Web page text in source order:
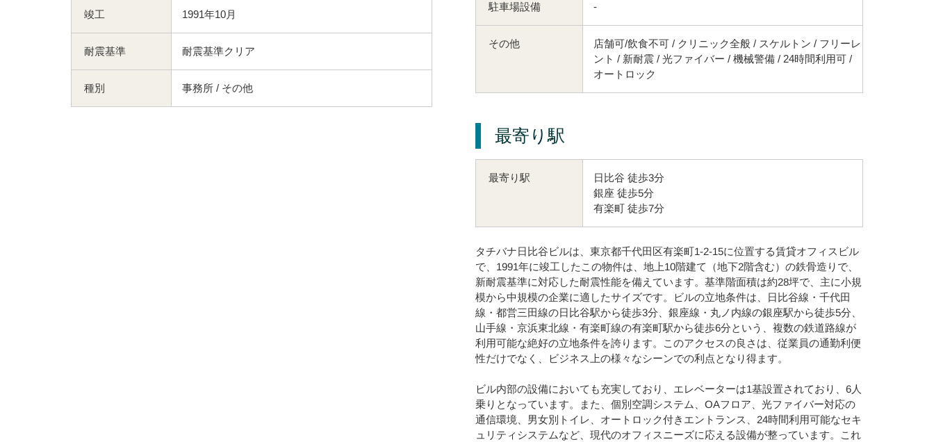
竣工 1991年10月
耐震基準 耐震基準クリア
種別 事務所 / その他
駐車場設備 -
その他
店舗可/飲食不可 / クリニック全般 / スケルトン / フリーレ
ント / 新耐震 / 光ファイバー / 機械警備 / 24時間利用可 /
オートロック
最寄り駅
最寄り駅 日比谷 徒歩3分
銀座 徒歩5分
有楽町 徒歩7分
タチバナ日比谷ビルは、東京都千代田区有楽町1-2-15に位置する賃貸オフィスビル
で、1991年に竣工したこの物件は、地上10階建て（地下2階含む）の鉄骨造りで、
新耐震基準に対応した耐震性能を備えています。基準階面積は約28坪で、主に小規
模から中規模の企業に適したサイズです。ビルの立地条件は、日比谷線・千代田
線・都営三田線の日比谷駅から徒歩3分、銀座線・丸ノ内線の銀座駅から徒歩5分、
山手線・京浜東北線・有楽町線の有楽町駅から徒歩6分という、複数の鉄道路線が
利用可能な絶好の立地条件を誇ります。このアクセスの良さは、従業員の通勤利便
性だけでなく、ビジネス上の様々なシーンでの利点となり得ます。
ビル内部の設備においても充実しており、エレベーターは1基設置されており、6人
乗りとなっています。また、個別空調システム、OAフロア、光ファイバー対応の
通信環境、男女別トイレ、オートロック付きエントランス、24時間利用可能なセキ
ュリティシステムなど、現代のオフィスニーズに応える設備が整っています。これ